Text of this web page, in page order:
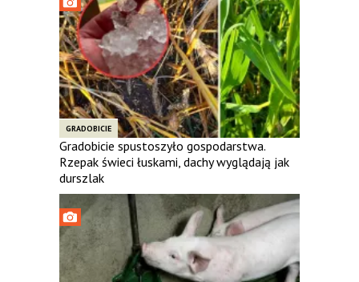
GRADOBICIE
Gradobicie spustoszyło gospodarstwa.
Rzepak świeci łuskami, dachy wyglądają jak
durszlak